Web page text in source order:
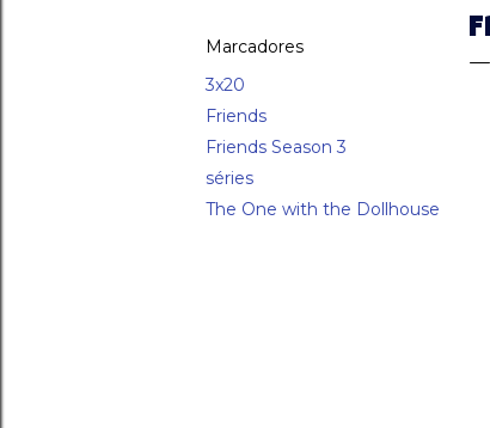
Marcadores
3x20
Friends
Friends Season 3
séries
The One with the Dollhouse